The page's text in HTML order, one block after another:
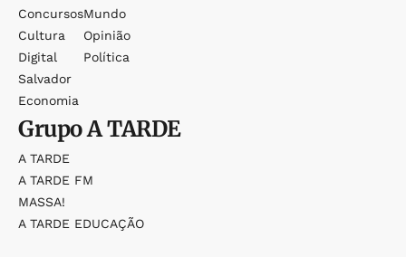
Concursos
Cultura
Digital
Salvador
Economia
Mundo
Opinião
Política
GrupoA TARDE
A TARDE
A TARDE FM
MASSA!
A TARDE EDUCAÇÃO